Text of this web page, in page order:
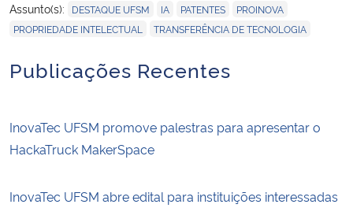
Assunto(s): DESTAQUE UFSM IA PATENTES PROINOVA
PROPRIEDADE INTELECTUAL TRANSFERÊNCIA DE TECNOLOGIA
Publicações Recentes
InovaTec UFSM promove palestras para apresentar o
HackaTruck MakerSpace
InovaTec UFSM abre edital para instituições interessadas